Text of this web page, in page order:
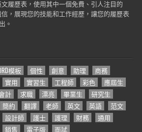
履歷表，使用其中一個免費、引人注目的
，展現您的技能和工作經歷，讓您的履歷表
。
模板 個性 創意 助理
商務
實用 實習生 工程師 彩色
應屆生
計 求職 漂亮 畢業生
研究生
簡約 翻譯 老師 英文 英語
范文
設計師 護士 護理 財務
通用
銷售 電子版 面試